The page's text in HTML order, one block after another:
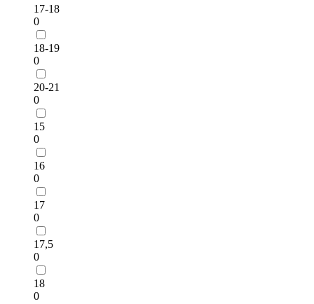
17-18
0
18-19
0
20-21
0
15
0
16
0
17
0
17,5
0
18
0